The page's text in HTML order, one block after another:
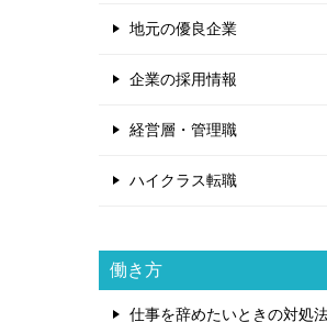
地元の優良企業
企業の採用情報
経営層・管理職
ハイクラス転職
働き方
仕事を辞めたいときの対処